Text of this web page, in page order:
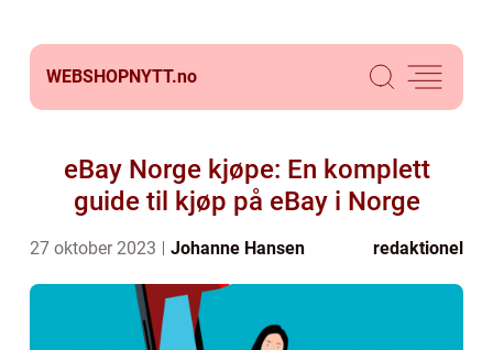
WEBSHOPNYTT.no
eBay Norge kjøpe: En komplett
guide til kjøp på eBay i Norge
27 oktober 2023 Johanne Hansen redaktionel